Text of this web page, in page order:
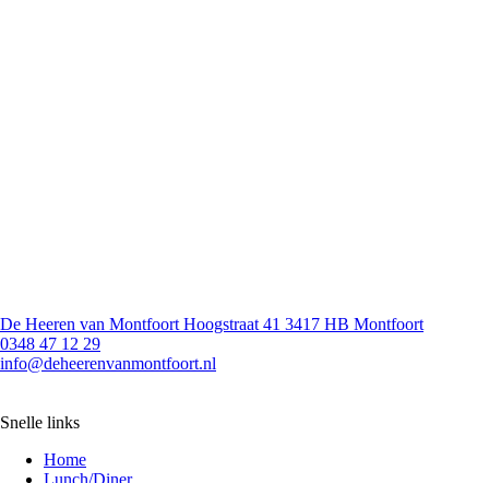
De Heeren van Montfoort Hoogstraat 41 3417 HB Montfoort
0348 47 12 29
info@deheerenvanmontfoort.nl
Snelle links
Home
Lunch/Diner